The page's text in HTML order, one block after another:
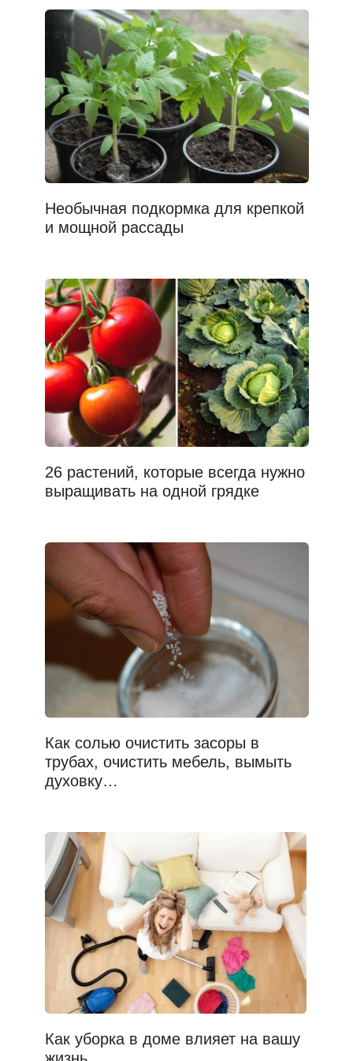
Необычная подкормка для крепкой
и мощной рассады
26 растений, которые всегда нужно
выращивать на одной грядке
Как солью очистить засоры в
трубах, очистить мебель, вымыть
духовку…
Как уборка в доме влияет на вашу